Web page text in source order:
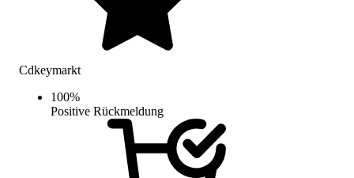
Cdkeymarkt
100%
Positive Rückmeldung